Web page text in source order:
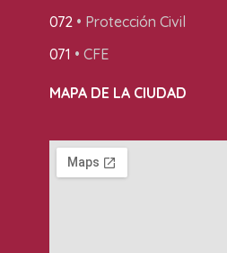
072• Protección Civil
071 • CFE
MAPA DE LA CIUDAD